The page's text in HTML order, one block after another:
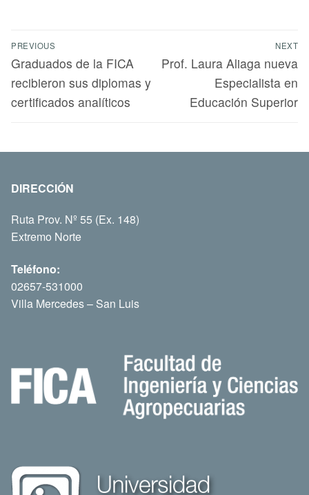
PREVIOUS
Graduados de la FICA
recibieron sus diplomas y
certificados analíticos
NEXT
Prof. Laura Aliaga nueva
Especialista en
Educación Superior
DIRECCIÓN
Ruta Prov. Nº 55 (Ex. 148)
Extremo Norte
Teléfono:
02657-531000
Villa Mercedes – San Luis